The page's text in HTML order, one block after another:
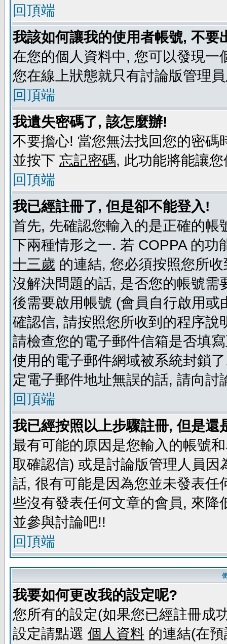
回頂端
我該如何讓我的使用者帳號, 不
在您的個人資料中, 您可以發現一
您在線上狀態就只有討論版管理
回頂端
我遺失密碼了, 該怎麼辦!
不要擔心! 當您無法找回您的密
並按下 忘記密碼, 此功能將能讓
回頂端
我已經註冊了, 但是卻不能登入!
首先, 先確認您輸入的是正確的
下兩種情形之一. 若 COPPA 的
十三歲 的連結, 您必須按照您所
沒解決問題的話, 是否您的帳號
後需要啟用帳號 (會員自行啟用
確認信, 請按照您所收到的程序
請檢查您的電子郵件信箱是否填
使用的電子郵件網域被系統封鎖
定電子郵件地址無誤的話, 請向
回頂端
我已經按照以上步驟註冊, 但是還
最有可能的原因是您輸入的帳號
取確認信) 或是討論版管理人員
話, 很有可能是因為您並未發表
些沒有發表任何文章的會員, 來
並參與討論吧!!
回頂端
我要如何更改我的設定呢?
您所有的設定(如果您已經註冊成
設定請點選 個人資料 的連結(在